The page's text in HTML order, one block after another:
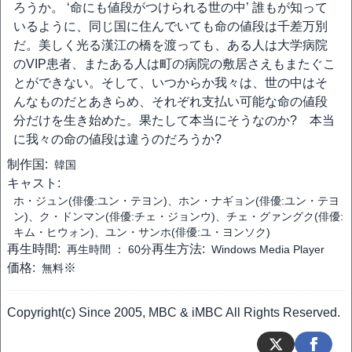
ろうか。 ‘命にも値段がつけられる世の中’ 誰もが知って
いるように、同じ国に住んでいても命の値段は千差万別
だ。美しく光る漢江の橋を渡っても、ある人は大学病院
のVIP患者、またある人は町の病院の敷居さえもまたぐこ
とができない。そして、いつからか我々は、世の中はそ
んなものだとあきらめ、それぞれ支払い可能な命の値段
分だけを生き始めた。果たして本当にそうなのか? 本当
に我々の命の値段は違うのだろうか?
制作国: 韓国
キャスト:
ホ・ジュン(俳優:ユン・テヨン)、ホン・ナギョン(俳優:ユン・テヨ
ン)、ク・ドンマン(俳優:チェ・ジョンウ)、チェ・グァングク(俳優:
キム・ヒウォン)、ユン・サンホ(俳優:ユ・ヨンソク)
再生時間: 再生時間 ： 60分再生方法: Windows Media Player
価格: 無料※
Copyright(c) Since 2005, MBC & iMBC All Rights Reserved.